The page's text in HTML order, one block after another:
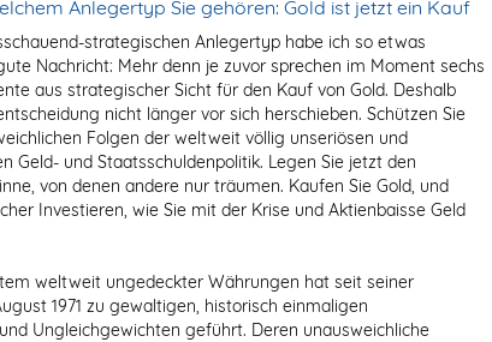
Anlegertyp Sie gehören: Gold ist jetzt ein Kauf
strategischen Anlegertyp habe ich so etwas
Nachricht: Mehr denn je zuvor sprechen im Moment sechs
aus strategischer Sicht für den Kauf von Gold. Deshalb
nicht länger vor sich herschieben. Schützen Sie
Folgen der weltweit völlig unseriösen und
Geld- und Staatsschuldenpolitik. Legen Sie jetzt den
von denen andere nur träumen. Kaufen Sie Gold, und
Investieren, wie Sie mit der Krise und Aktienbaisse Geld
weltweit ungedeckter Währungen hat seit seiner
1971 zu gewaltigen, historisch einmaligen
Ungleichgewichten geführt. Deren unausweichliche